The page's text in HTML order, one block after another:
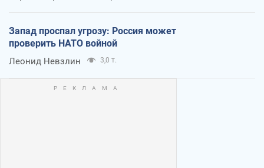
Запад проспал угрозу: Россия может
проверить НАТО войной
Леонид Невзлин 3,0 т.